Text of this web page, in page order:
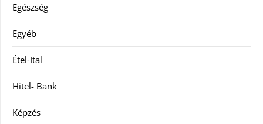
Egészség
Egyéb
Étel-Ital
Hitel- Bank
Képzés